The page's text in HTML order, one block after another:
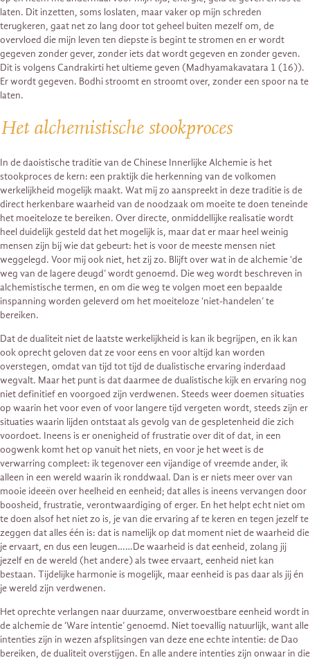
laten. Dit inzetten, soms loslaten, maar vaker op mijn schreden
terugkeren, gaat net zo lang door tot geheel buiten mezelf om, de
overvloed die mijn leven ten diepste is begint te stromen en er wordt
gegeven zonder gever, zonder iets dat wordt gegeven en zonder geven.
Dit is volgens Candrakirti het ultieme geven (Madhyamakavatara 1 (16)).
Er wordt gegeven. Bodhi stroomt en stroomt over, zonder een spoor na te
laten.
Het alchemistische stookproces
In de daoistische traditie van de Chinese Innerlijke Alchemie is het
stookproces de kern: een praktijk die herkenning van de volkomen
werkelijkheid mogelijk maakt. Wat mij zo aanspreekt in deze traditie is de
direct herkenbare waarheid van de noodzaak om moeite te doen teneinde
het moeiteloze te bereiken. Over directe, onmiddellijke realisatie wordt
heel duidelijk gesteld dat het mogelijk is, maar dat er maar heel weinig
mensen zijn bij wie dat gebeurt: het is voor de meeste mensen niet
weggelegd. Voor mij ook niet, het zij zo. Blijft over wat in de alchemie ‘de
weg van de lagere deugd’ wordt genoemd. Die weg wordt beschreven in
alchemistische termen, en om die weg te volgen moet een bepaalde
inspanning worden geleverd om het moeiteloze ‘niet-handelen’ te
bereiken.
Dat de dualiteit niet de laatste werkelijkheid is kan ik begrijpen, en ik kan
ook oprecht geloven dat ze voor eens en voor altijd kan worden
overstegen, omdat van tijd tot tijd de dualistische ervaring inderdaad
wegvalt. Maar het punt is dat daarmee de dualistische kijk en ervaring nog
niet definitief en voorgoed zijn verdwenen. Steeds weer doemen situaties
op waarin het voor even of voor langere tijd vergeten wordt, steeds zijn er
situaties waarin lijden ontstaat als gevolg van de gespletenheid die zich
voordoet. Ineens is er onenigheid of frustratie over dit of dat, in een
oogwenk komt het op vanuit het niets, en voor je het weet is de
verwarring compleet: ik tegenover een vijandige of vreemde ander, ik
alleen in een wereld waarin ik ronddwaal. Dan is er niets meer over van
mooie ideeën over heelheid en eenheid; dat alles is ineens vervangen door
boosheid, frustratie, verontwaardiging of erger. En het helpt echt niet om
te doen alsof het niet zo is, je van die ervaring af te keren en tegen jezelf te
zeggen dat alles één is: dat is namelijk op dat moment niet de waarheid die
je ervaart, en dus een leugen……De waarheid is dat eenheid, zolang jij
jezelf en de wereld (het andere) als twee ervaart, eenheid niet kan
bestaan. Tijdelijke harmonie is mogelijk, maar eenheid is pas daar als jij én
je wereld zijn verdwenen.
Het oprechte verlangen naar duurzame, onverwoestbare eenheid wordt in
de alchemie de ‘Ware intentie’ genoemd. Niet toevallig natuurlijk, want alle
intenties zijn in wezen afsplitsingen van deze ene echte intentie: de Dao
bereiken, de dualiteit overstijgen. En alle andere intenties zijn onwaar in die